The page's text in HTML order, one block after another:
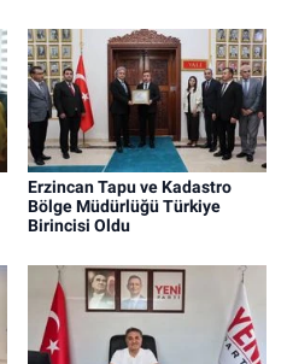
Erzincan Tapu ve Kadastro
Bölge Müdürlüğü Türkiye
Birincisi Oldu